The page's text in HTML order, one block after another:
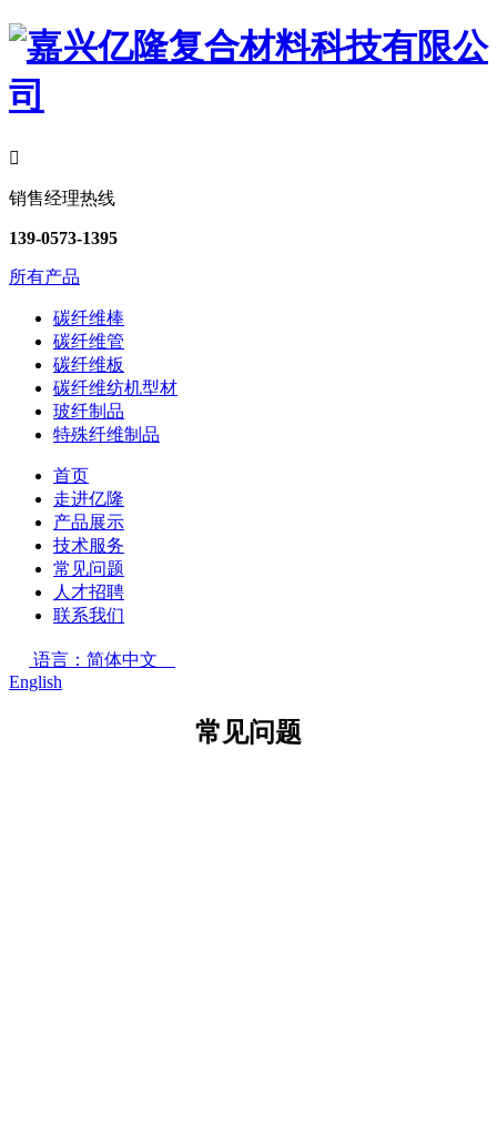

销售经理热线
139-0573-1395
所有产品
碳纤维棒
碳纤维管
碳纤维板
碳纤维纺机型材
玻纤制品
特殊纤维制品
首页
走进亿隆
产品展示
技术服务
常见问题
人才招聘
联系我们
语言：简体中文
English
常见问题